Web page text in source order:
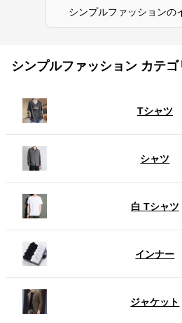
シンプルファッションの
シンプルファッション カテゴ
Tシャツ
シャツ
白 Tシャツ
インナー
ジャケット